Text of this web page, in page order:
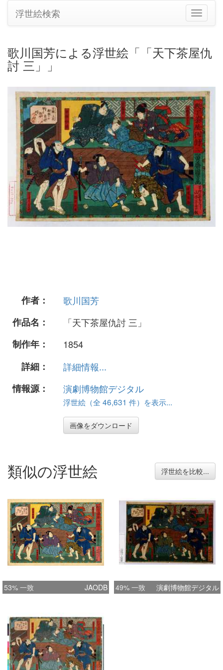
ナ
ビ
シ
切
り
替
え
浮世絵検索
歌川国芳による浮世絵「「天下茶屋仇
討 三」」
作者：
歌川国芳
作品名：
「天下茶屋仇討 三」
制作年：
1854
詳細：
詳細情報...
情報源：
演劇博物館デジタル
浮世絵（全 46,631 件）を表示...
画像をダウンロード
類似の浮世絵 浮世絵を比較...
53% 一致 JAODB 49% 一致 演劇博物館デジタル